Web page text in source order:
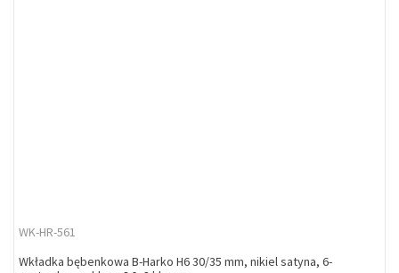
WK-HR-561
Wkładka bębenkowa B-Harko H6 30/35 mm, nikiel satyna, 6-